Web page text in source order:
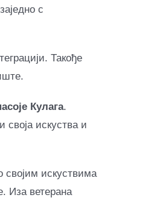
с
Такође
Кулага.
искуства и
искуствима
Иза ветерана